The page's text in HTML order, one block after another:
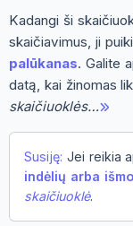
Kadangi ši
skaičiavimus, ji
palūkanas. Galite
datą, kai žinomas
skaičiuoklės…
Susiję: Jei reikia
indėlių arba
skaičiuoklė.